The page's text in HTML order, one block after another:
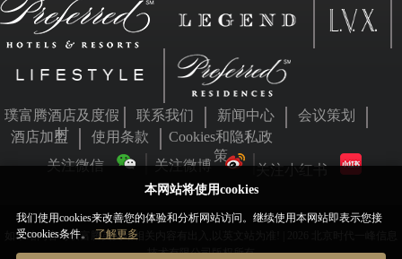
本网站将使用cookies
我们使用cookies来改善您的体验和分析网站访问。继续使用本网站即表示您接
受cookies条件。
了解更多
璞富腾酒店及度假
村
联系我们 新闻中心
会议策划
酒店加盟
使用条款
Cookies和隐私政
策
关注微信 关注微博 关注小红书
如本站内容与璞富腾英文站相关内容有出入,以英文站为准! | 2026 北京时代一峰信息
技术有限公司版权所有